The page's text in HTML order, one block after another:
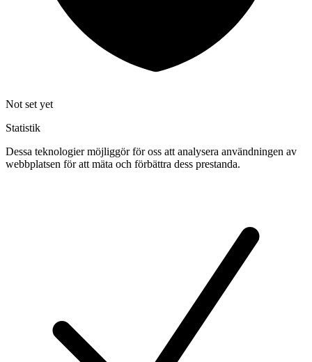
Not set yet
Statistik
Dessa teknologier möjliggör för oss att analysera användningen av
webbplatsen för att mäta och förbättra dess prestanda.